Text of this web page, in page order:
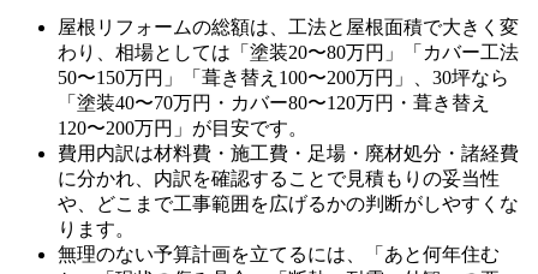
屋根リフォームの総額は、工法と屋根面積で大きく変
わり、相場としては「塗装20〜80万円」「カバー工法
50〜150万円」「葺き替え100〜200万円」、30坪なら
「塗装40〜70万円・カバー80〜120万円・葺き替え
120〜200万円」が目安です。
費用内訳は材料費・施工費・足場・廃材処分・諸経費
に分かれ、内訳を確認することで見積もりの妥当性
や、どこまで工事範囲を広げるかの判断がしやすくな
ります。
無理のない予算計画を立てるには、「あと何年住む